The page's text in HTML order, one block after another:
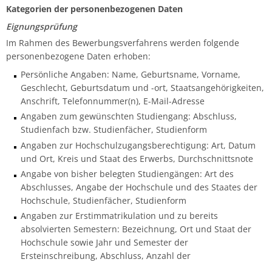
Kategorien der personenbezogenen Daten
Eignungsprüfung
Im Rahmen des Bewerbungsverfahrens werden folgende
personenbezogene Daten erhoben:
Persönliche Angaben: Name, Geburtsname, Vorname,
Geschlecht, Geburtsdatum und -ort, Staatsangehörigkeiten,
Anschrift, Telefonnummer(n), E-Mail-Adresse
Angaben zum gewünschten Studiengang: Abschluss,
Studienfach bzw. Studienfächer, Studienform
Angaben zur Hochschulzugangsberechtigung: Art, Datum
und Ort, Kreis und Staat des Erwerbs, Durchschnittsnote
Angabe von bisher belegten Studiengängen: Art des
Abschlusses, Angabe der Hochschule und des Staates der
Hochschule, Studienfächer, Studienform
Angaben zur Erstimmatrikulation und zu bereits
absolvierten Semestern: Bezeichnung, Ort und Staat der
Hochschule sowie Jahr und Semester der
Ersteinschreibung, Abschluss, Anzahl der